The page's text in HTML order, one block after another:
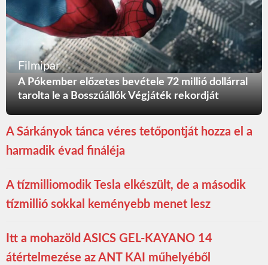
Filmipar
A Pókember előzetes bevétele 72 millió dollárral
tarolta le a Bosszúállók Végjáték rekordját
A Sárkányok tánca véres tetőpontját hozza el a
harmadik évad fináléja
A tízmilliomodik Tesla elkészült, de a második
tízmillió sokkal keményebb menet lesz
Itt a mohazöld ASICS GEL-KAYANO 14
átértelmezése az ANT KAI műhelyéből